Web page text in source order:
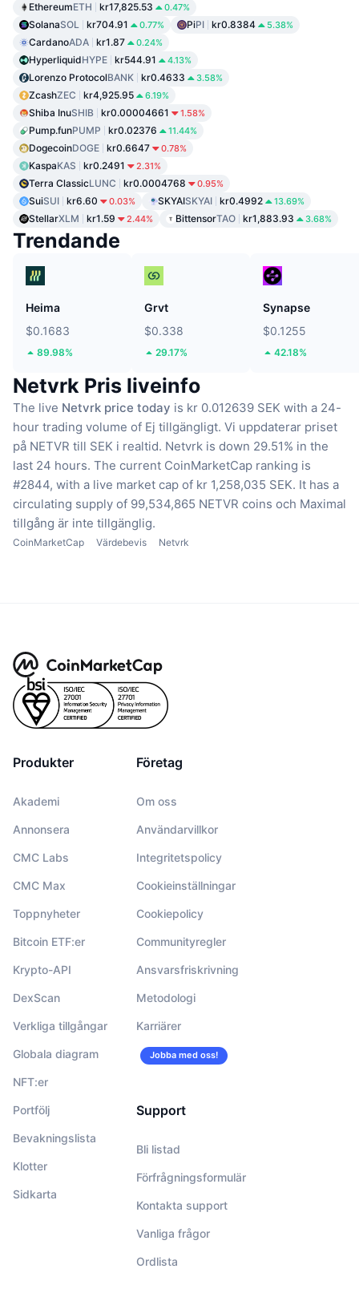
EthereumETH kr17,825.53 0.47%
SolanaSOL kr704.91 0.77% PiPI kr0.8384 5.38%
CardanoADA kr1.87 0.24%
HyperliquidHYPE kr544.91 4.13%
Lorenzo ProtocolBANK kr0.4633 3.58%
ZcashZEC kr4,925.95 6.19%
Shiba InuSHIB kr0.00004661 1.58%
Pump.funPUMP kr0.02376 11.44%
DogecoinDOGE kr0.6647 0.78%
KaspaKAS kr0.2491 2.31%
Terra ClassicLUNC kr0.0004768 0.95%
SuiSUI kr6.60 0.03% SKYAISKYAI kr0.4992 13.69%
StellarXLM kr1.59 2.44% BittensorTAO kr1,883.93 3.68%
Trendande
Heima
$0.1683
89.98%
Grvt
$0.338
29.17%
Synapse
$0.1255
42.18%
Netvrk Pris liveinfo
The live Netvrk price today is kr 0.012639 SEK with a 24-
hour trading volume of Ej tillgängligt. Vi uppdaterar priset
på NETVR till SEK i realtid. Netvrk is down 29.51% in the
last 24 hours. The current CoinMarketCap ranking is
#2844, with a live market cap of kr 1,258,035 SEK. It has a
circulating supply of 99,534,865 NETVR coins och Maximal
tillgång är inte tillgänglig.
CoinMarketCap Värdebevis Netvrk
Produkter
Akademi
Annonsera
CMC Labs
CMC Max
Toppnyheter
Bitcoin ETF:er
Krypto-API
DexScan
Verkliga tillgångar
Globala diagram
NFT:er
Portfölj
Bevakningslista
Klotter
Sidkarta
Företag
Om oss
Användarvillkor
Integritetspolicy
Cookieinställningar
Cookiepolicy
Communityregler
Ansvarsfriskrivning
Metodologi
Karriärer
Jobba med oss!
Support
Bli listad
Förfrågningsformulär
Kontakta support
Vanliga frågor
Ordlista